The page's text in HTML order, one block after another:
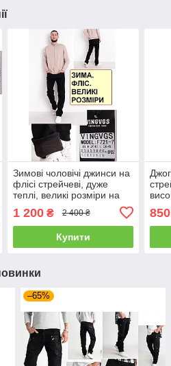
Зимові чоловічі джинси на
флісі стрейчеві, дуже
теплі, великі розміри на
високий зріст VINGVGS,
Туреччина
1 200₴ 2 400 ₴
Купити
850
–65%